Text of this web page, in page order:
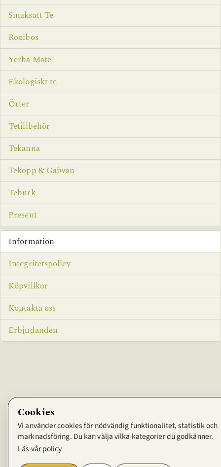
Smaksatt Te
Rooibos
Yerba Mate
Ekologiskt te
Örter
Tetillbehör
Tekanna
Tekopp & Gaiwan
Teburk
Present
Information
Integritetspolicy
Köpvillkor
Kontakta oss
Erbjudanden
Cookies
Vi använder cookies för nödvändig funktionalitet, statistik och
marknadsföring. Du kan välja vilka kategorier du godkänner.
Läs vår policy